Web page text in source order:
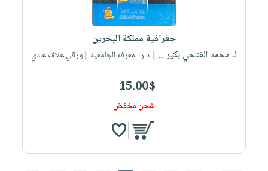
جغرافية مملكة البحرين
لـ محمد الفتحي بكير ... | دار المعرفة الجامعية |ورقي غلاف عادي
15.00$
شحن مخفض